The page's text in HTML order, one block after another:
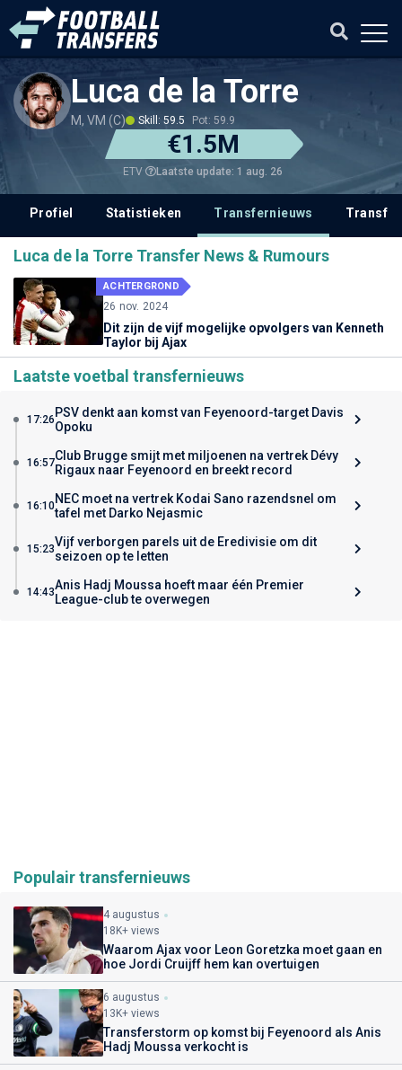
Luca de la Torre
M, VM (C) Skill: 59.5 Pot: 59.9
€1.5M
ETV Laatste update: 1 aug. 26
Profiel Statistieken Transfernieuws
Luca de la Torre Transfer News & Rumours
ACHTERGROND
26 nov. 2024
Dit zijn de vijf mogelijke opvolgers van Kenneth
Taylor bij Ajax
Laatste voetbal transfernieuws
17:26 PSV denkt aan komst van Feyenoord-target Davis
Opoku
16:57Club Brugge smijt met miljoenen na vertrek Dévy
Rigaux naar Feyenoord en breekt record
16:10NEC moet na vertrek Kodai Sano razendsnel om
tafel met Darko Nejasmic
15:23Vijf verborgen parels uit de Eredivisie om dit
seizoen op te letten
14:43Anis Hadj Moussa hoeft maar één Premier
League-club te overwegen
Populair transfernieuws
4 augustus
18K+ views
Waarom Ajax voor Leon Goretzka moet gaan en
hoe Jordi Cruijff hem kan overtuigen
6 augustus
13K+ views
Transferstorm op komst bij Feyenoord als Anis
Hadj Moussa verkocht is